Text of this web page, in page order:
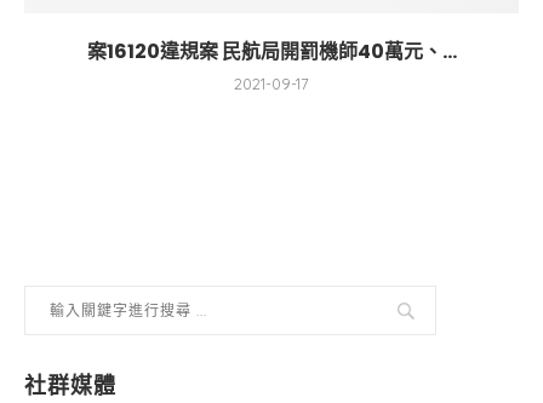
案16120違規案 民航局開罰機師40萬元、...
2021-09-17
社群媒體